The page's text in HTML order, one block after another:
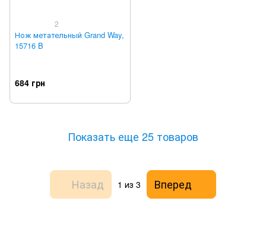
2
Нож метательный Grand Way,
15716 B
684 грн
Показать еще 25 товаров
Назад 1 из 3 Вперед